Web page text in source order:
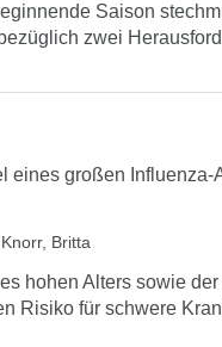
Saison
zwei
eines großen Influenza-
Knorr, Britta
hohen Alters sowie
Risiko für schwere